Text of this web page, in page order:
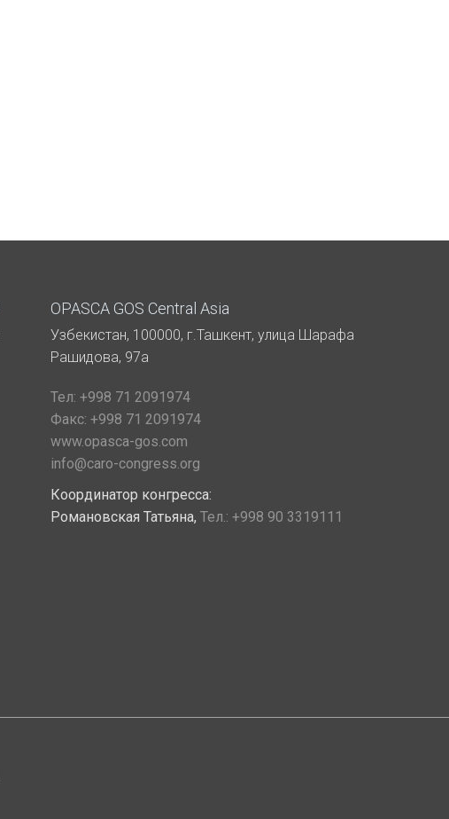
OPASCA GOS Central Asia
Узбекистан, 100000, г.Ташкент, улица Шарафа
Рашидова, 97а
Тел: +998 71 2091974
Факс: +998 71 2091974
www.opasca-gos.com
info@caro-congress.org
Координатор конгресса:
Романовская Татьяна, Тел.: +998 90 3319111